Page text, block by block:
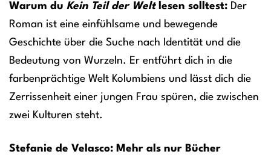
Warum du Kein Teil der Weltlesen solltest: Der
Roman ist eine einfühlsame und bewegende
Geschichte über die Suche nach Identität und die
Bedeutung von Wurzeln. Er entführt dich in die
farbenprächtige Welt Kolumbiens und lässt dich die
Zerrissenheit einer jungen Frau spüren, die zwischen
zwei Kulturen steht.
Stefanie de Velasco: Mehr als nur Bücher